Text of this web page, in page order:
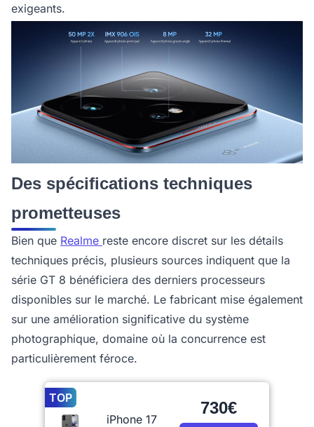
exigeants.
Des spécifications techniques
prometteuses
Bien que Realme reste encore discret sur les détails
techniques précis, plusieurs sources indiquent que la
série GT 8 bénéficiera des derniers processeurs
disponibles sur le marché. Le fabricant mise également
sur une amélioration significative du système
photographique, domaine où la concurrence est
particulièrement féroce.
TOP
iPhone 17
730€